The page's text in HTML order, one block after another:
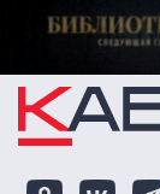
Перейти к